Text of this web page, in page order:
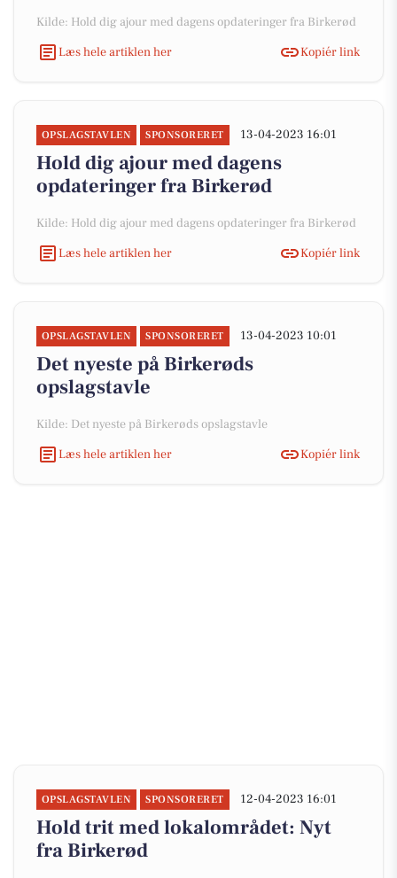
Kilde: Hold dig ajour med dagens opdateringer fra Birkerød
Læs hele artiklen her
Kopiér link
OPSLAGSTAVLEN SPONSORERET 13-04-2023 16:01
Hold dig ajour med dagens
opdateringer fra Birkerød
Kilde: Hold dig ajour med dagens opdateringer fra Birkerød
Læs hele artiklen her
Kopiér link
OPSLAGSTAVLEN SPONSORERET 13-04-2023 10:01
Det nyeste på Birkerøds
opslagstavle
Kilde: Det nyeste på Birkerøds opslagstavle
Læs hele artiklen her
Kopiér link
OPSLAGSTAVLEN SPONSORERET 12-04-2023 16:01
Hold trit med lokalområdet: Nyt
fra Birkerød